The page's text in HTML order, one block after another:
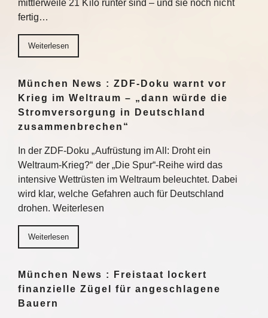
mittlerweile 21 Kilo runter sind – und sie noch nicht
fertig…
Weiterlesen
München News : ZDF-Doku warnt vor
Krieg im Weltraum – „dann würde die
Stromversorgung in Deutschland
zusammenbrechen“
In der ZDF-Doku „Aufrüstung im All: Droht ein
Weltraum-Krieg?“ der „Die Spur“-Reihe wird das
intensive Wettrüsten im Weltraum beleuchtet. Dabei
wird klar, welche Gefahren auch für Deutschland
drohen. Weiterlesen
Weiterlesen
München News : Freistaat lockert
finanzielle Zügel für angeschlagene
Bauern